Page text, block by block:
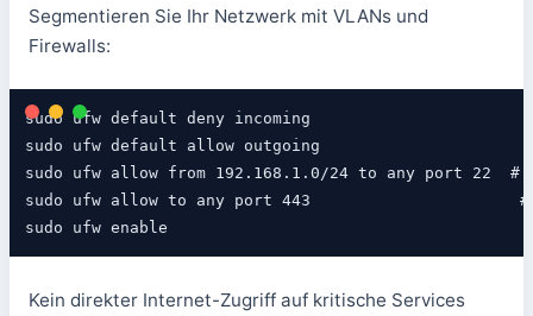
Segmentieren Sie Ihr Netzwerk mit VLANs und
Firewalls:
sudo ufw default deny incoming
sudo ufw default allow outgoing
sudo ufw allow from 192.168.1.0/24 to any port 22  #
sudo ufw allow to any port 443                      #
sudo ufw enable
Kein direkter Internet-Zugriff auf kritische Services